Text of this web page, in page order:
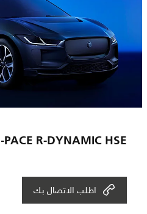
I-PACE R-DYNAMIC HSE
اطلب الاتصال بك